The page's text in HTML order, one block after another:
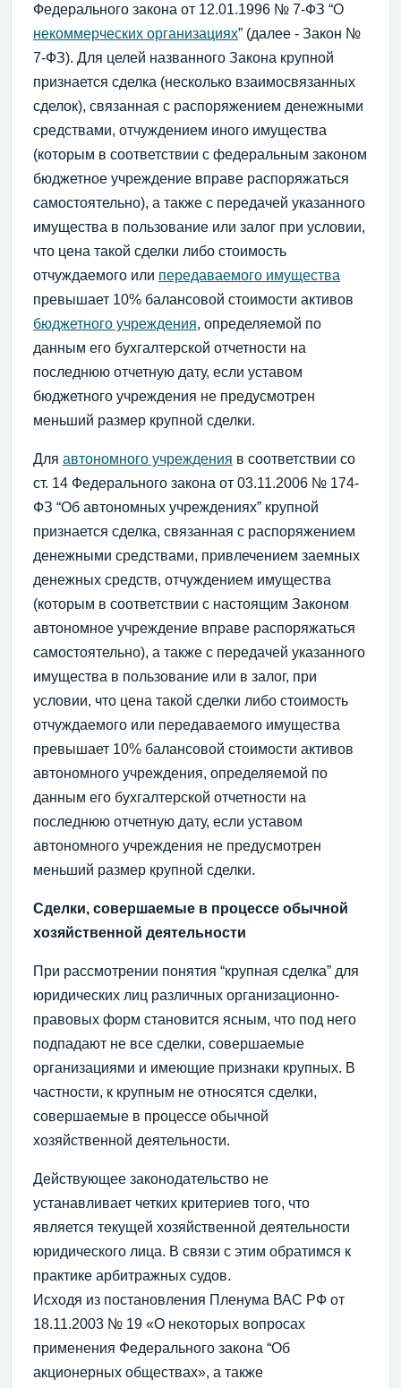
Федерального закона от 12.01.1996 № 7-ФЗ “О
некоммерческих организациях” (далее - Закон №
7-ФЗ). Для целей названного Закона крупной
признается сделка (несколько взаимосвязанных
сделок), связанная с распоряжением денежными
средствами, отчуждением иного имущества
(которым в соответствии с федеральным законом
бюджетное учреждение вправе распоряжаться
самостоятельно), а также с передачей указанного
имущества в пользование или залог при условии,
что цена такой сделки либо стоимость
отчуждаемого или передаваемого имущества
превышает 10% балансовой стоимости активов
бюджетного учреждения, определяемой по
данным его бухгалтерской отчетности на
последнюю отчетную дату, если уставом
бюджетного учреждения не предусмотрен
меньший размер крупной сделки.
Для автономного учреждения в соответствии со
ст. 14 Федерального закона от 03.11.2006 № 174-
ФЗ “Об автономных учреждениях” крупной
признается сделка, связанная с распоряжением
денежными средствами, привлечением заемных
денежных средств, отчуждением имущества
(которым в соответствии с настоящим Законом
автономное учреждение вправе распоряжаться
самостоятельно), а также с передачей указанного
имущества в пользование или в залог, при
условии, что цена такой сделки либо стоимость
отчуждаемого или передаваемого имущества
превышает 10% балансовой стоимости активов
автономного учреждения, определяемой по
данным его бухгалтерской отчетности на
последнюю отчетную дату, если уставом
автономного учреждения не предусмотрен
меньший размер крупной сделки.
Сделки, совершаемые в процессе обычной
хозяйственной деятельности
При рассмотрении понятия “крупная сделка” для
юридических лиц различных организационно-
правовых форм становится ясным, что под него
подпадают не все сделки, совершаемые
организациями и имеющие признаки крупных. В
частности, к крупным не относятся сделки,
совершаемые в процессе обычной
хозяйственной деятельности.
Действующее законодательство не
устанавливает четких критериев того, что
является текущей хозяйственной деятельности
юридического лица. В связи с этим обратимся к
практике арбитражных судов.
Исходя из постановления Пленума ВАС РФ от
18.11.2003 № 19 «О некоторых вопросах
применения Федерального закона “Об
акционерных обществах», а также